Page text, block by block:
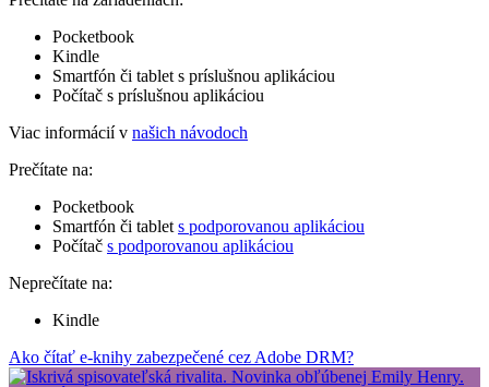
Pocketbook
Kindle
Smartfón či tablet s príslušnou aplikáciou
Počítač s príslušnou aplikáciou
Viac informácií v našich návodoch
Prečítate na:
Pocketbook
Smartfón či tablet s podporovanou aplikáciou
Počítač s podporovanou aplikáciou
Neprečítate na:
Kindle
Ako čítať e-knihy zabezpečené cez Adobe DRM?